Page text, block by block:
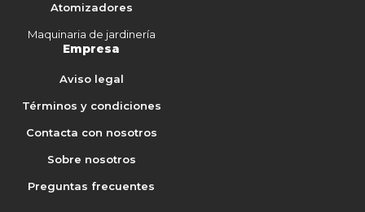
Atomizadores
Maquinaria de jardinería
Empresa
Aviso legal
Términos y condiciones
Contacta con nosotros
Sobre nosotros
Preguntas frecuentes